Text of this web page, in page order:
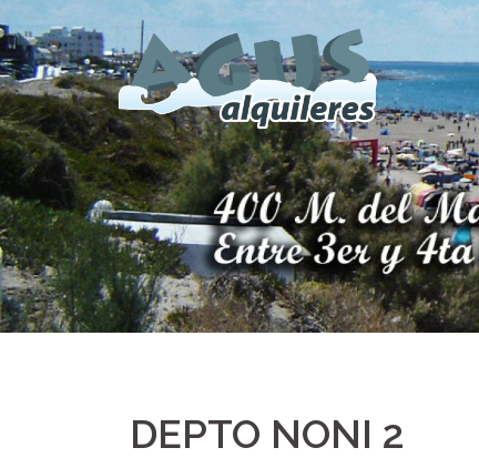
al
contenido
DEPTO NONI 2